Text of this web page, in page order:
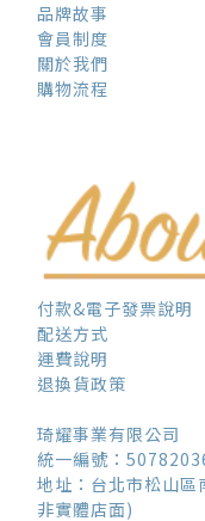
品牌故事
會員制度
關於我們
購物流程
付款&電子發票說明
配送方式
運費說明
退換貨政策
琦耀事業有限公司
統一編號：
地址：台北市松山區
非實體店面)